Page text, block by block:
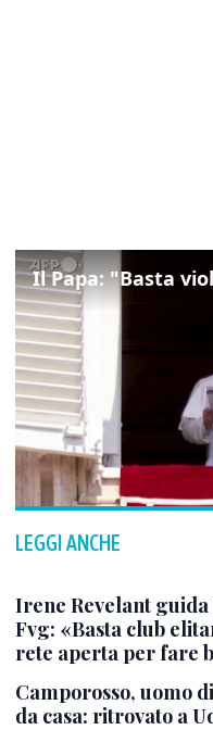
LEGGI ANCHE
Irene Revelant guida
Fvg: «Basta club
rete aperta per fare
Camporosso, uomo
da casa: ritrovato a